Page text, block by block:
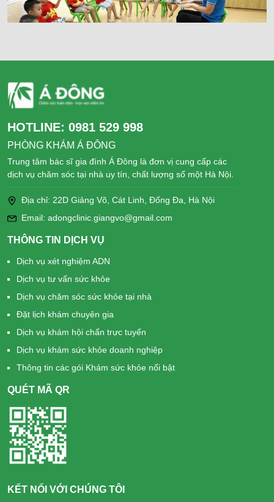
HOTLINE: 0981 529 998
PHÒNG KHÁM Á ĐÔNG
Trung tâm bác sĩ gia đình Á Đông là đơn vị cung cấp các
dịch vụ chăm sóc tại nhà uy tín, chất lượng số một Hà Nội.
Địa chỉ: 22D Giảng Võ, Cát Linh, Đống Đa, Hà Nội
Email: adongclinic.giangvo@gmail.com
THÔNG TIN DỊCH VỤ
Dịch vụ xét nghiệm ADN
Dịch vụ tư vấn sức khỏe
Dịch vụ chăm sóc sức khỏe tại nhà
Đặt lịch khám chuyên gia
Dịch vụ khám hội chẩn trực tuyến
Dịch vụ khám sức khỏe doanh nghiệp
Thông tin các gói Khám sức khỏe nổi bật
QUÉT MÃ QR
KẾT NỐI VỚI CHÚNG TÔI